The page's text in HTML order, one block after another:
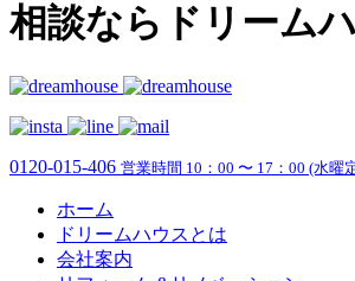
相談ならドリーム
0120-015-406 営業時間 10：00 〜 17：00 (水曜
ホーム
ドリームハウスとは
会社案内